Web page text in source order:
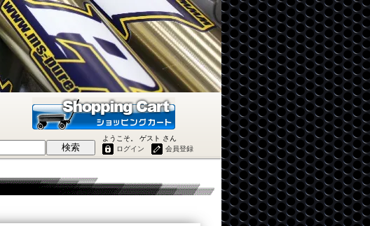
検索
ようこそ。 ゲスト さん
ログイン
会員登録